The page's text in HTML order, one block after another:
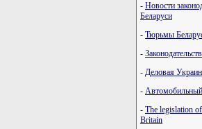
- Новости
Беларуси
- Тюрьмы
-
- Деловая
-
- The legislation
Britain